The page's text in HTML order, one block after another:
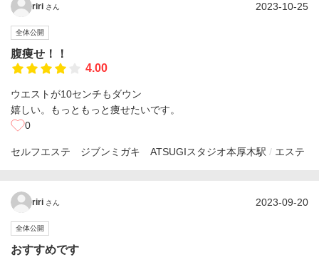
riri さん 2023-10-25
全体公開
腹痩せ！！
4.00
ウエストが10センチもダウン
嬉しい。もっともっと痩せたいです。
0
セルフエステ ジブンミガキ ATSUGIスタジオ本厚木駅 エステ
riri さん 2023-09-20
全体公開
おすすめです